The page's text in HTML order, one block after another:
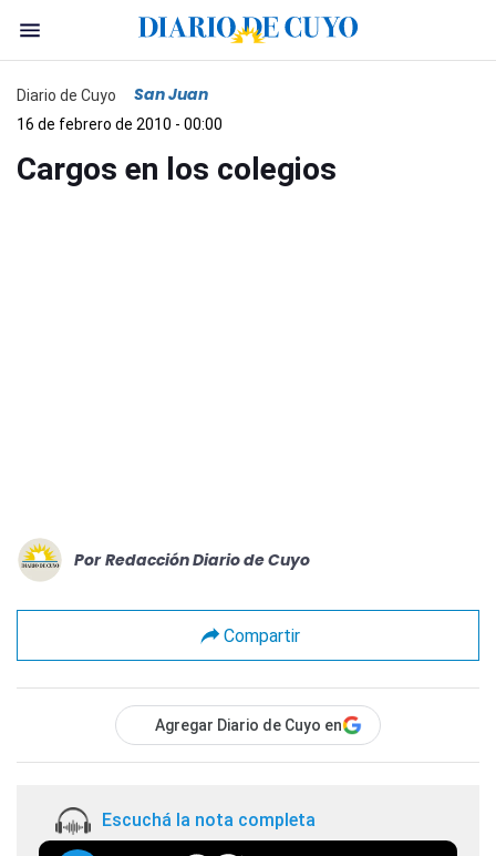
Diario de Cuyo San Juan
16 de febrero de 2010 - 00:00
Cargos en los colegios
Por Redacción Diario de Cuyo
Compartir
Agregar Diario de Cuyo en
Escuchá la nota completa